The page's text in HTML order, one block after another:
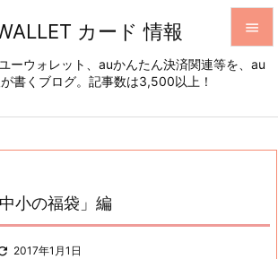
カード 情報
ーウォレット、auかんたん決済関連等を、au
書くブログ。記事数は3,500以上！



小の福袋」編
2017年1月1日